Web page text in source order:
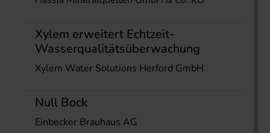
Xylem erweitert Echtzeit-
Wasserqualitätsüberwachung
Xylem Water Solutions Herford GmbH
Null Bock
Einbecker Brauhaus AG